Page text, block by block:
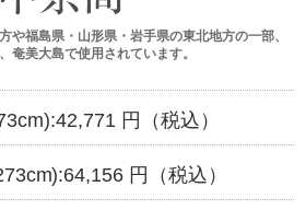
や福島県・山形県・岩手県の東北地方の一部、
奄美大島で使用されています。
42,771円（税込）
64,156 円（税込）